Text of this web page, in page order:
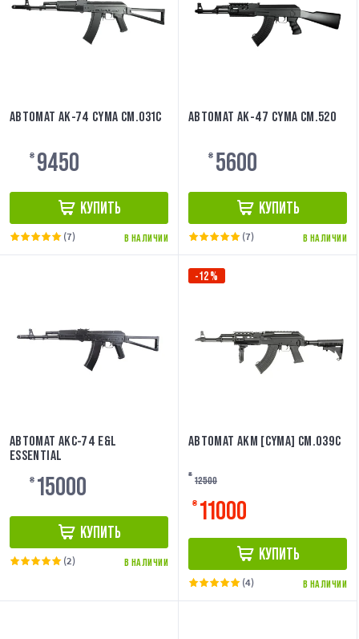
АВТОМАТ АК-74 CYMA CM.031C
₴ 9450
КУПИТЬ
В НАЛИЧИИ
(7)
АВТОМАТ АК-47 CYMA CM.520
₴ 5600
КУПИТЬ
В НАЛИЧИИ
(7)
АВТОМАТ АКС-74 E&L
ESSENTIAL
₴ 15000
КУПИТЬ
В НАЛИЧИИ
(2)
-12%
АВТОМАТ АКМ [CYMA] CM.039C
₴ 12500
₴ 11000
КУПИТЬ
В НАЛИЧИИ
(4)